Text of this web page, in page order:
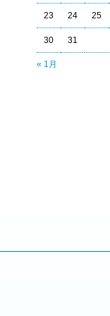
« 1月
23 24 25
30 31